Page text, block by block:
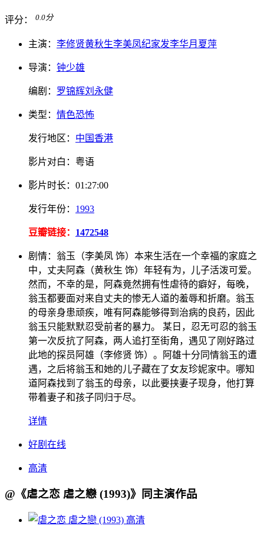
评分： 0.0分
主演： 李修贤黄秋生李美凤纪家发李华月 夏萍
导演： 钟少雄
编剧： 罗锦辉刘永健
类型： 情色恐怖
发行地区： 中国香港
影片对白： 粤语
影片时长： 01:27:00
发行年份： 1993
豆瓣链接： 1472548
剧情： 翁玉（李美凤 饰）本来生活在一个幸福的家庭之
中，丈夫阿森（黄秋生 饰）年轻有为，儿子活泼可爱。
然而，不幸的是，阿森竟然拥有性虐待的癖好，每晚，
翁玉都要面对来自丈夫的惨无人道的羞辱和折磨。翁玉
的母亲身患顽疾，唯有阿森能够得到治病的良药，因此
翁玉只能默默忍受前者的暴力。 某日，忍无可忍的翁玉
第一次反抗了阿森，两人追打至街角，遇见了刚好路过
此地的探员阿雄（李修贤 饰）。阿雄十分同情翁玉的遭
遇，之后将翁玉和她的儿子藏在了女友珍妮家中。哪知
道阿森找到了翁玉的母亲，以此要挟妻子现身，他打算
带着妻子和孩子同归于尽。
详情
好剧在线
高清
@《虐之恋 虐之戀 (1993)》同主演作品
高清